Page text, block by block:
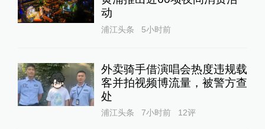
动
浦江头条 5小时前
外卖骑手借演唱会热度违规载
客并拍视频博流量，被警方查
处
浦江头条 7小时前 12评